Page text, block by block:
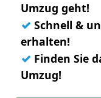
Umzug geht!
✓ Schnell &
erhalten!
✓ Finden Sie
Umzug!